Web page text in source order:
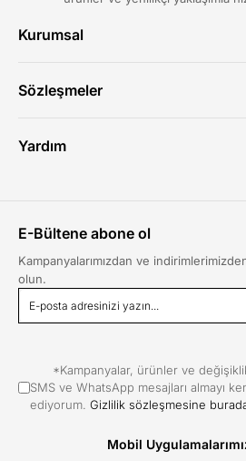
Kurumsal
İletişim
Sözleşmeler
Kullanım Koşulları
Mesafeli Satış Sözleşmesi
Yardım
Favorilerim
Kargom Nerede?
İptal ve İade
E-Bültene abone ol
Kampanyalarımızdan ve
olun.
*Kampanyalar, ürünler ve
SMS ve WhatsApp mesajları almayı
ediyorum. Gizlilik sözleşmesine
Mobil